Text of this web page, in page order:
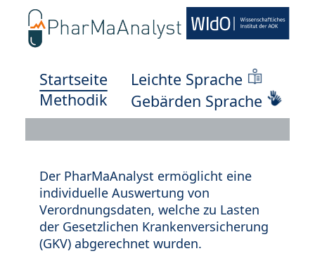
Startseite
Methodik
Leichte Sprache
Gebärden Sprache
Der PharMaAnalyst ermöglicht eine
individuelle Auswertung von
Verordnungsdaten, welche zu Lasten
der Gesetzlichen Krankenversicherung
(GKV) abgerechnet wurden.